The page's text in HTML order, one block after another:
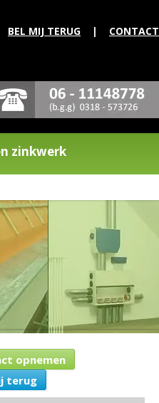
BEL MIJ TERUG | CONTACT
zinkwerk
opnemen
terug